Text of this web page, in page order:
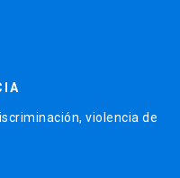
violencia de